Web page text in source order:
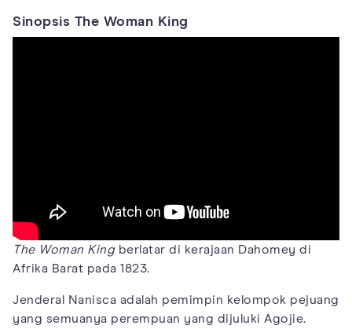
Sinopsis The Woman King
The Woman Kingberlatar di kerajaan Dahomey di
Afrika Barat pada 1823.
Jenderal Nanisca adalah pemimpin kelompok pejuang
yang semuanya perempuan yang dijuluki Agojie.